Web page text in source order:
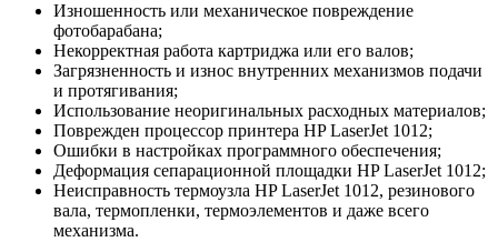
Изношенность или механическое повреждение
фотобарабана;
Некорректная работа картриджа или его валов;
Загрязненность и износ внутренних механизмов подачи
и протягивания;
Использование неоригинальных расходных материалов;
Поврежден процессор принтера HP LaserJet 1012;
Ошибки в настройках программного обеспечения;
Деформация сепарационной площадки HP LaserJet 1012;
Неисправность термоузла HP LaserJet 1012, резинового
вала, термопленки, термоэлементов и даже всего
механизма.